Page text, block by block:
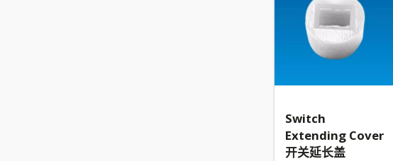
Switch
Extending Cover
开关延长盖